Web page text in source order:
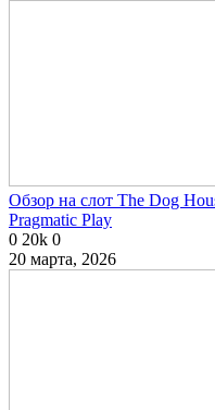
Обзор на слот The Dog
Pragmatic Play
0 20k 0
20 марта, 2026